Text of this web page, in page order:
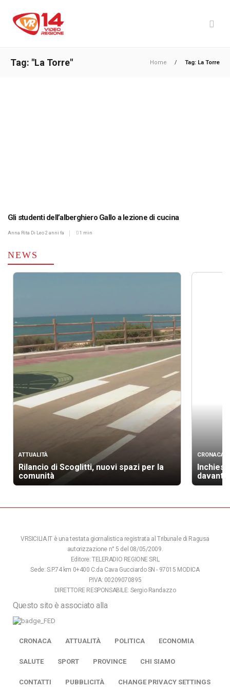
Tag: "La Torre" Home / Tag: La Torre
Gli studenti dell’alberghiero Gallo a lezione di cucina
Anna Rita Di Leo 2 anni fa 1 min
NEWS
ATTUALITÀ
Rilancio di Scoglitti, nuovi spazi per la
comunità
CRONACA
davanti
VRSICILIA.IT è una testata giornalistica registrata al Tribunale di Ragusa
autorizzazione n° 5 del 08/05/2009.
Editore: TELERADIO REGIONE SRL
Sede: S.P.74 km 0+400 C.da Cava Gucciardo SN - 97015 MODICA
P.IVA: 00209070895
DIRETTORE RESPONSABILE: Sergio Randazzo
Questo sito è associato alla
CRONACA ATTUALITÀ POLITICA ECONOMIA
SALUTE SPORT PROVINCE CHI SIAMO
CONTATTI PUBBLICITÀ CHANGE PRIVACY SETTINGS